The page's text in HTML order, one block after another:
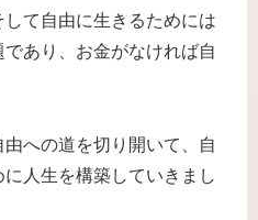
て自由に生きるためには
あり、お金がなければ自
への道を切り開いて、自
人生を構築していきまし